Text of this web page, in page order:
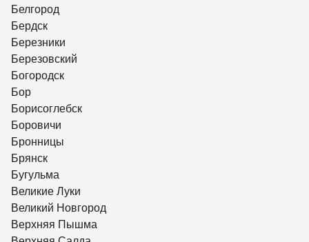
Белгород
Бердск
Березники
Березовский
Богородск
Бор
Борисоглебск
Боровичи
Бронницы
Брянск
Бугульма
Великие Луки
Великий Новгород
Верхняя Пышма